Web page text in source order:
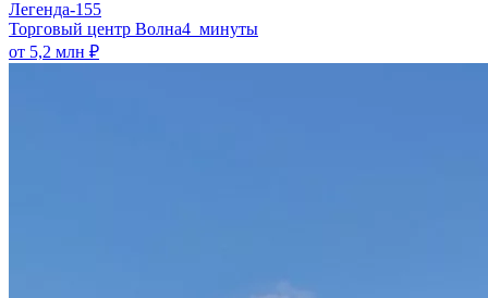
Легенда-155
​Торговый центр Волна4 минуты
от 5,2 млн ₽